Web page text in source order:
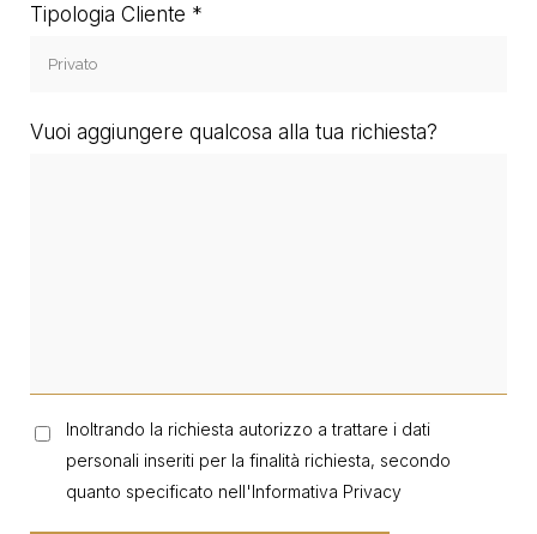
Tipologia Cliente
Vuoi aggiungere qualcosa alla tua richiesta?
Inoltrando la richiesta autorizzo a trattare i dati
personali inseriti per la finalità richiesta, secondo
quanto specificato nell'Informativa Privacy